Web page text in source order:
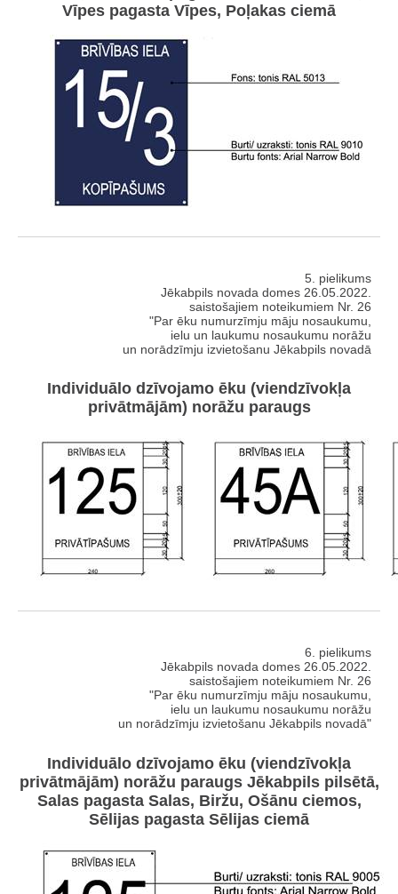
Vīpes pagasta Vīpes, Poļakas ciemā
5. pielikums
Jēkabpils novada domes 26.05.2022.
saistošajiem noteikumiem Nr. 26
"Par ēku numurzīmju māju nosaukumu,
ielu un laukumu nosaukumu norāžu
un norādzīmju izvietošanu Jēkabpils novadā
Individuālo dzīvojamo ēku (viendzīvokļa
privātmājām) norāžu paraugs
6. pielikums
Jēkabpils novada domes 26.05.2022.
saistošajiem noteikumiem Nr. 26
"Par ēku numurzīmju māju nosaukumu,
ielu un laukumu nosaukumu norāžu
un norādzīmju izvietošanu Jēkabpils novadā"
Individuālo dzīvojamo ēku (viendzīvokļa
privātmājām) norāžu paraugs Jēkabpils pilsētā,
Salas pagasta Salas, Biržu, Ošānu ciemos,
Sēlijas pagasta Sēlijas ciemā